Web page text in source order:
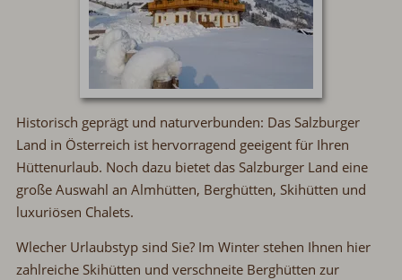
Historisch geprägt und naturverbunden: Das Salzburger
Land in Österreich ist hervorragend geeigent für Ihren
Hüttenurlaub. Noch dazu bietet das Salzburger Land eine
große Auswahl an Almhütten, Berghütten, Skihütten und
luxuriösen Chalets.
Wlecher Urlaubstyp sind Sie? Im Winter stehen Ihnen hier
zahlreiche Skihütten und verschneite Berghütten zur